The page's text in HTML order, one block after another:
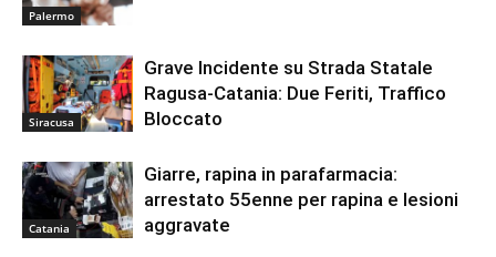
Palermo
Siracusa
Grave Incidente su Strada Statale
Ragusa-Catania: Due Feriti, Traffico
Bloccato
Catania
Giarre, rapina in parafarmacia:
arrestato 55enne per rapina e lesioni
aggravate